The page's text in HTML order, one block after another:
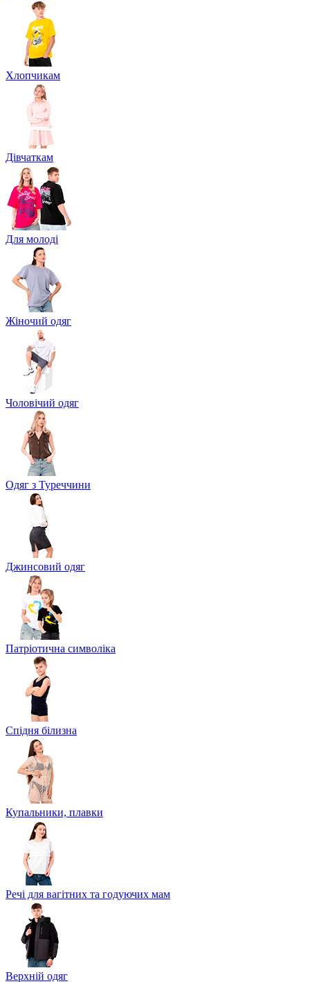
Хлопчикам
Дівчаткам
Для молоді
Жіночий одяг
Чоловічий одяг
Одяг з Туреччини
Джинсовий одяг
Патріотична символіка
Спідня білизна
Купальники, плавки
Речі для вагітних та годуючих мам
Верхній одяг